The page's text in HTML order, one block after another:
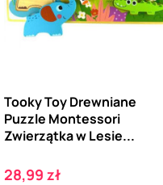
Tooky Toy Drewniane
Puzzle Montessori
Zwierzątka w Lesie...
Cena
28,99 zł